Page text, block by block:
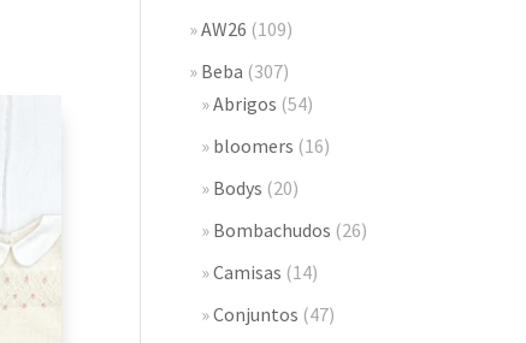
AW26 (109)
Beba (307)
Abrigos (54)
bloomers (16)
Bodys (20)
Bombachudos (26)
Camisas (14)
Conjuntos (47)